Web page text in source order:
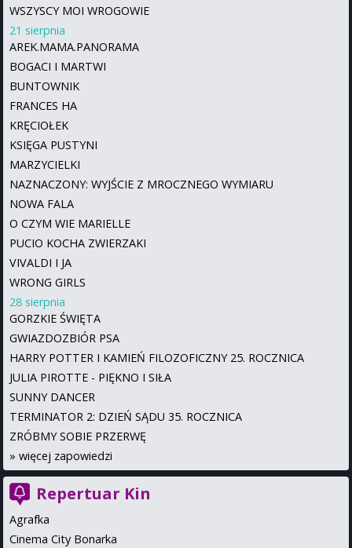
WSZYSCY MOI WROGOWIE
21 sierpnia
AREK.MAMA.PANORAMA
BOGACI I MARTWI
BUNTOWNIK
FRANCES HA
KRĘCIOŁEK
KSIĘGA PUSTYNI
MARZYCIELKI
NAZNACZONY: WYJŚCIE Z MROCZNEGO WYMIARU
NOWA FALA
O CZYM WIE MARIELLE
PUCIO KOCHA ZWIERZAKI
VIVALDI I JA
WRONG GIRLS
28 sierpnia
GORZKIE ŚWIĘTA
GWIAZDOZBIÓR PSA
HARRY POTTER I KAMIEŃ FILOZOFICZNY 25. ROCZNICA
JULIA PIROTTE - PIĘKNO I SIŁA
SUNNY DANCER
TERMINATOR 2: DZIEŃ SĄDU 35. ROCZNICA
ZRÓBMY SOBIE PRZERWĘ
» więcej zapowiedzi
Repertuar Kin
Agrafka
Cinema City Bonarka